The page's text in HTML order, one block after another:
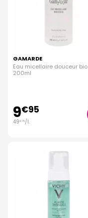
GAMARDE
Eau micellaire douceur bio
200ml
9€95
49€75/l.